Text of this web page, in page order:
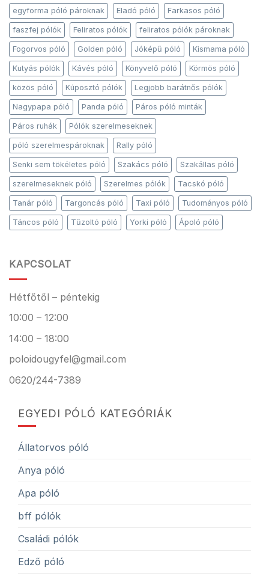
egyforma póló pároknak Eladó póló Farkasos póló
faszfej pólók Feliratos pólók feliratos pólók pároknak
Fogorvos póló Golden póló Jóképű póló Kismama póló
Kutyás pólók Kávés póló Könyvelő póló Körmös póló
közös póló Kúposztó pólók Legjobb barátnős pólók
Nagypapa póló Panda póló Páros póló minták
Páros ruhák Pólók szerelmeseknek
póló szerelmespároknak Rally póló
Senki sem tökéletes póló Szakács póló Szakállas póló
szerelmeseknek póló Szerelmes pólók Tacskó póló
Tanár póló Targoncás póló Taxi póló Tudományos póló
Táncos póló Tűzoltó póló Yorki póló Ápoló póló
KAPCSOLAT
Hétfőtől – péntekig
10:00 – 12:00
14:00 – 18:00
poloidougyfel@gmail.com
0620/244-7389
EGYEDI PÓLÓ KATEGÓRIÁK
Állatorvos póló
Anya póló
Apa póló
bff pólók
Családi pólók
Edző póló